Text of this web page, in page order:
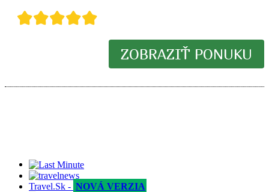
★★★★★
ZOBRAZIŤ PONUKU
Travel.Sk - NOVÁ VERZIA